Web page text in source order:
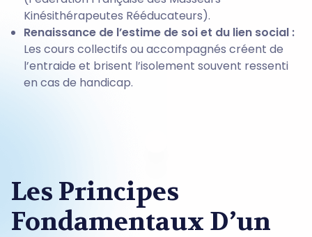
Kinésithérapeutes Rééducateurs).
Renaissance de l’estime de soi et du lien social :
Les cours collectifs ou accompagnés créent de
l’entraide et brisent l’isolement souvent ressenti
en cas de handicap.
Les Principes
Fondamentaux D’un